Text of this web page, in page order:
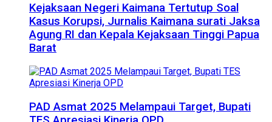
Kejaksaan Negeri Kaimana Tertutup Soal
Kasus Korupsi, Jurnalis Kaimana surati Jaksa
Agung RI dan Kepala Kejaksaan Tinggi Papua
Barat
PAD Asmat 2025 Melampaui Target, Bupati